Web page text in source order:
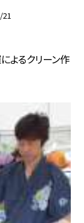
21
よるクリーン作